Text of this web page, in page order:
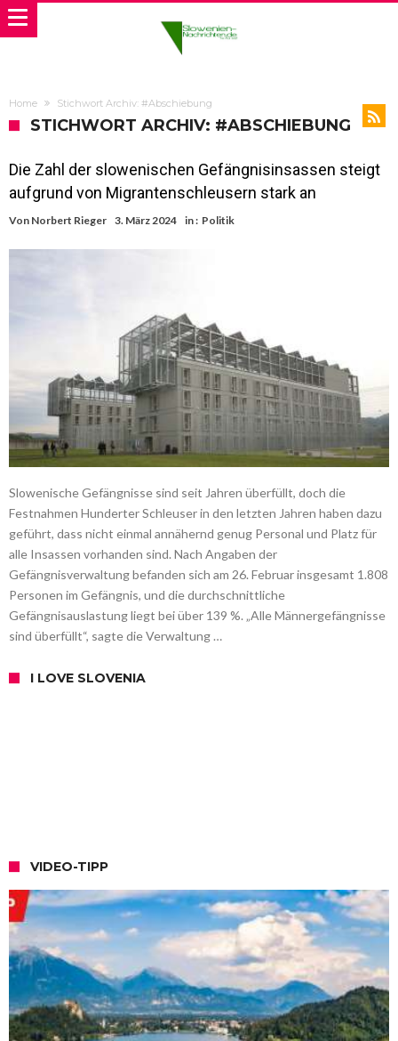
Home Stichwort Archiv: #Abschiebung
STICHWORT ARCHIV: #ABSCHIEBUNG
Die Zahl der slowenischen Gefängnisinsassen steigt
aufgrund von Migrantenschleusern stark an
Von Norbert Rieger 3. März 2024 in : Politik
Slowenische Gefängnisse sind seit Jahren überfüllt, doch die
Festnahmen Hunderter Schleuser in den letzten Jahren haben dazu
geführt, dass nicht einmal annähernd genug Personal und Platz für
alle Insassen vorhanden sind. Nach Angaben der
Gefängnisverwaltung befanden sich am 26. Februar insgesamt 1.808
Personen im Gefängnis, und die durchschnittliche
Gefängnisauslastung liegt bei über 139 %. „Alle Männergefängnisse
sind überfüllt“, sagte die Verwaltung …
I LOVE SLOVENIA
VIDEO-TIPP